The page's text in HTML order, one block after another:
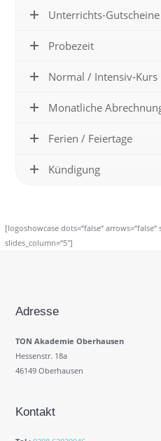
Unterrichts-Gutscheine
Probezeit
Normal / Intensiv-Kurs
Monatliche
Ferien / Feiertage
Kündigung
[logoshowcase dots=“false“ arrows=“false“
slides_column=“5″]
Adresse
TON Akademie Oberhausen
Hessenstr. 18a
46149 Oberhausen
Kontakt